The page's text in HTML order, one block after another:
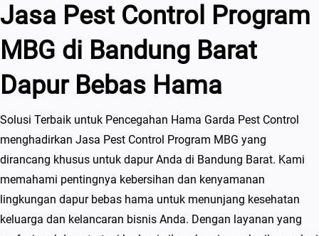
Jasa Pest Control Program
MBG di Bandung Barat
Dapur Bebas Hama
Solusi Terbaik untuk Pencegahan Hama Garda Pest Control
menghadirkan Jasa Pest Control Program MBG yang
dirancang khusus untuk dapur Anda di Bandung Barat. Kami
memahami pentingnya kebersihan dan kenyamanan
lingkungan dapur bebas hama untuk menunjang kesehatan
keluarga dan kelancaran bisnis Anda. Dengan layanan yang